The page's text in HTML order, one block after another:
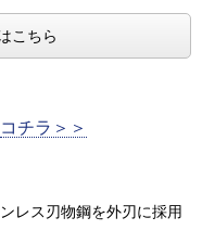
こちら
コチラ＞＞
レス刃物鋼を外刃に採用